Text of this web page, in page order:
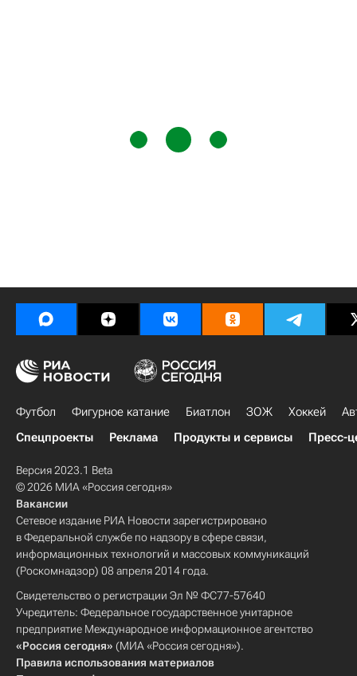
Футбол Фигурное катание Биатлон ЗОЖ Хоккей
Спецпроекты
Реклама Продукты и сервисы Пресс-
Версия 2023.1 Beta
© 2026 МИА «Россия сегодня»
Вакансии
Сетевое издание РИА Новости зарегистрировано
в Федеральной службе по надзору в сфере связи,
информационных технологий и массовых коммуникаций
(Роскомнадзор) 08 апреля 2014 года.
Свидетельство о регистрации Эл № ФС77-57640
Учредитель: Федеральное государственное унитарное
предприятие Международное информационное агентство
«Россия сегодня» (МИА «Россия сегодня»).
Правила использования материалов